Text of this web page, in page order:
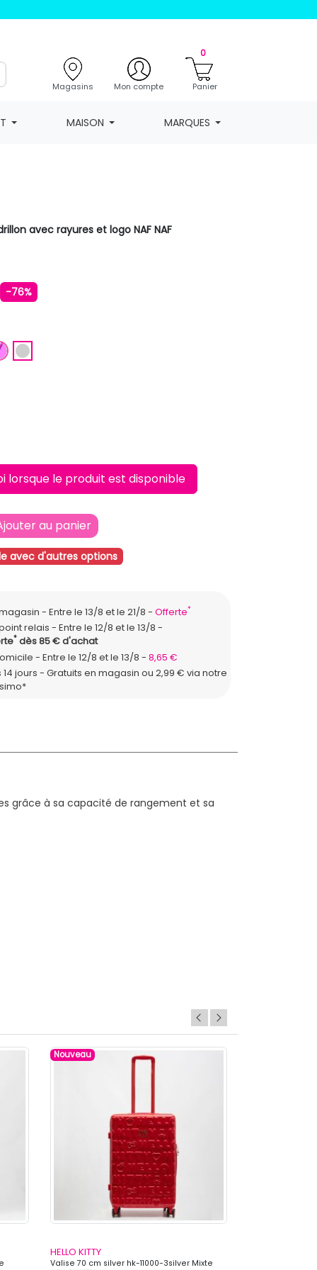
Magasins Mon compte
0
Panier
MAISON MARQUES
avec rayures et logo NAF NAF
-76%
CLAIR
ROSE
lorsque le produit est disponible
au panier
avec d'autres options
Entre le 13/8 et le 21/8 Offerte*
relais
Entre le 12/8 et le 13/8
*dès 85 € d'achat
Entre le 12/8 et le 13/8
8,65 €
14 jours - Gratuits en magasin ou 2,99 € via notre
grâce à sa capacité de rangement et sa
Nouveau
HELLO KITTY
Valise 70 cm silver hk-11000-3silver Mixte